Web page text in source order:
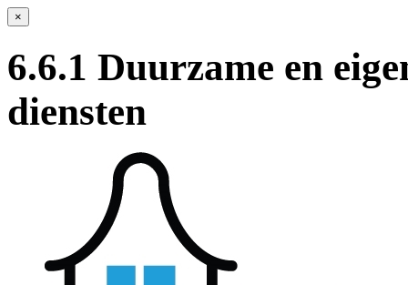
×
6.6.1 Duurzame en
diensten